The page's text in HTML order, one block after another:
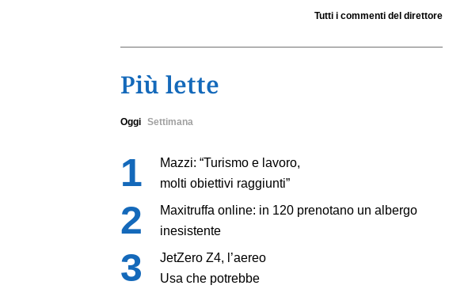
Tutti i commenti del direttore
Più lette
Oggi Settimana
Mazzi: “Turismo e lavoro,
molti obiettivi raggiunti”
Maxitruffa online: in 120 prenotano un albergo
inesistente
JetZero Z4, l’aereo
Usa che potrebbe